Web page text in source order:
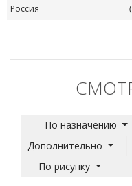
Россия
По назначению
Дополнительно
По рисунку